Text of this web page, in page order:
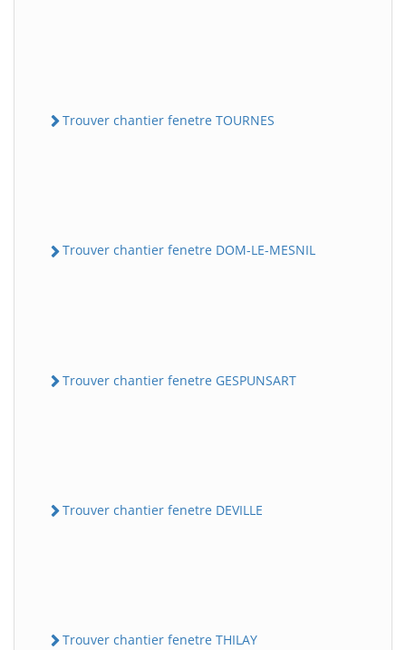
Trouver chantier fenetre TOURNES
Trouver chantier fenetre DOM-LE-MESNIL
Trouver chantier fenetre GESPUNSART
Trouver chantier fenetre DEVILLE
Trouver chantier fenetre THILAY